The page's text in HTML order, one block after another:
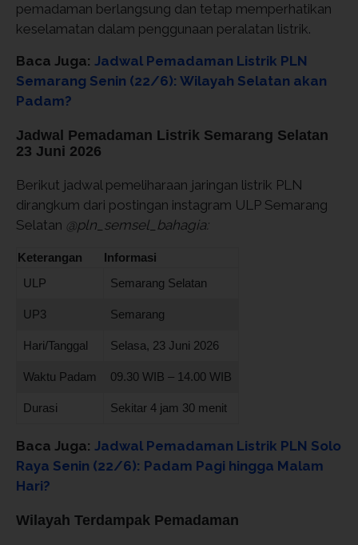
pemadaman berlangsung dan tetap memperhatikan
keselamatan dalam penggunaan peralatan listrik.
Baca Juga: Jadwal Pemadaman Listrik PLN
Semarang Senin (22/6): Wilayah Selatan akan
Padam?
Jadwal Pemadaman Listrik Semarang Selatan
23 Juni 2026
Berikut jadwal pemeliharaan jaringan listrik PLN
dirangkum dari postingan instagram ULP Semarang
Selatan @pln_semsel_bahagia:
Keterangan
Informasi
ULP
Semarang Selatan
UP3 Semarang
Hari/Tanggal Selasa, 23 Juni 2026
Waktu Padam 09.30 WIB – 14.00 WIB
Durasi Sekitar 4 jam 30 menit
Baca Juga: Jadwal Pemadaman Listrik PLN Solo
Raya Senin (22/6): Padam Pagi hingga Malam
Hari?
Wilayah Terdampak Pemadaman